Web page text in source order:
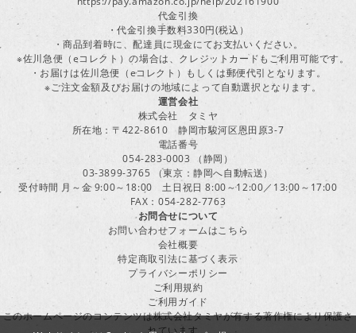
代金引換
・代金引換手数料330円(税込）
・商品到着時に、配達員に現金にてお支払いください。
※佐川急便（eコレクト）の場合は、クレジットカードもご利用可能です。
・お届けは佐川急便（eコレクト）もしくは郵便代引となります。
※ご注文金額及びお届けの地域によって自動選択となります。
運営会社
株式会社 タミヤ
所在地：〒422-8610 静岡市駿河区恩田原3-7
電話番号
054-283-0003 （静岡）
03-3899-3765 （東京：静岡へ自動転送）
受付時間 月～金 9:00～18:00 土日祝日 8:00～12:00／13:00～17:00
FAX：054-282-7763
お問合せについて
お問い合わせフォームはこちら
会社概要
特定商取引法に基づく表示
プライバシーポリシー
ご利用規約
ご利用ガイド
このホームページのコンテンツは株式会社タミヤが有する著作権により保護さ
れています。